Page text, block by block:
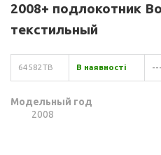
2008+ подлокотник
текстильный
64582TB В наявності ---
Модельный год
2008